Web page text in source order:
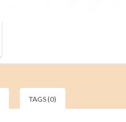
TAGS (0)